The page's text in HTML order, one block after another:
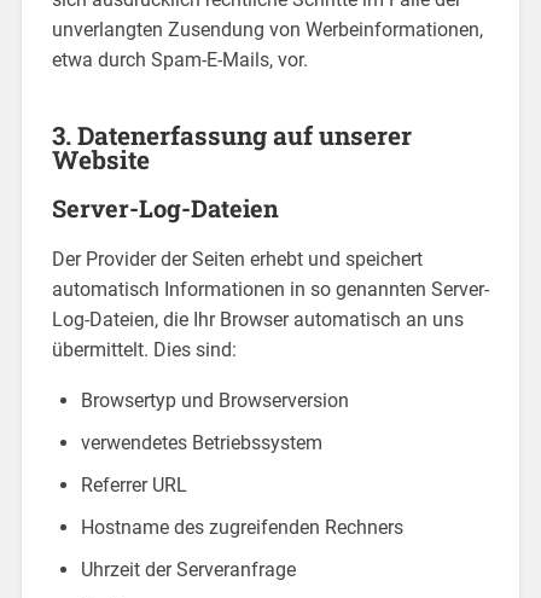
unverlangten Zusendung von Werbeinformationen,
etwa durch Spam-E-Mails, vor.
3. Datenerfassung auf unserer
Website
Server-Log-Dateien
Der Provider der Seiten erhebt und speichert
automatisch Informationen in so genannten Server-
Log-Dateien, die Ihr Browser automatisch an uns
übermittelt. Dies sind:
Browsertyp und Browserversion
verwendetes Betriebssystem
Referrer URL
Hostname des zugreifenden Rechners
Uhrzeit der Serveranfrage